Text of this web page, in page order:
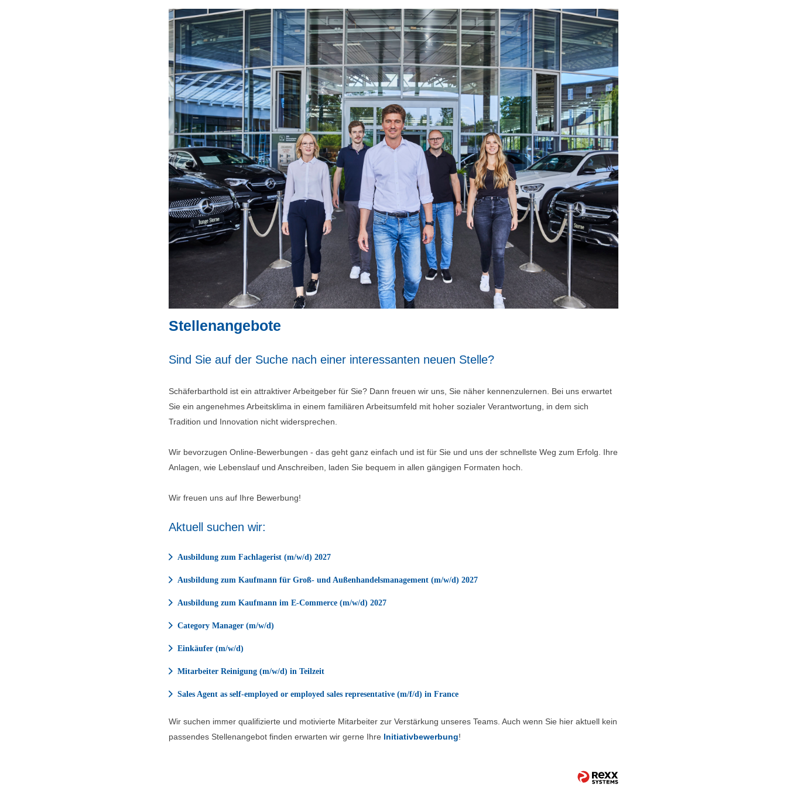
Stellenangebote
Sind Sie auf der Suche nach einer interessanten neuen Stelle?
Schäferbarthold ist ein attraktiver Arbeitgeber für Sie? Dann freuen wir uns, Sie näher kennenzulernen. Bei uns erwartet
Sie ein angenehmes Arbeitsklima in einem familiären Arbeitsumfeld mit hoher sozialer Verantwortung, in dem sich
Tradition und Innovation nicht widersprechen.
Wir bevorzugen Online-Bewerbungen - das geht ganz einfach und ist für Sie und uns der schnellste Weg zum Erfolg. Ihre
Anlagen, wie Lebenslauf und Anschreiben, laden Sie bequem in allen gängigen Formaten hoch.
Wir freuen uns auf Ihre Bewerbung!
Aktuell suchen wir:
Ausbildung zum Fachlagerist (m/w/d) 2027
Ausbildung zum Kaufmann für Groß- und Außenhandelsmanagement (m/w/d) 2027
Ausbildung zum Kaufmann im E-Commerce (m/w/d) 2027
Category Manager (m/w/d)
Einkäufer (m/w/d)
Mitarbeiter Reinigung (m/w/d) in Teilzeit
Sales Agent as self-employed or employed sales representative (m/f/d) in France
Wir suchen immer qualifizierte und motivierte Mitarbeiter zur Verstärkung unseres Teams. Auch wenn Sie hier aktuell kein
passendes Stellenangebot finden erwarten wir gerne Ihre Initiativbewerbung!